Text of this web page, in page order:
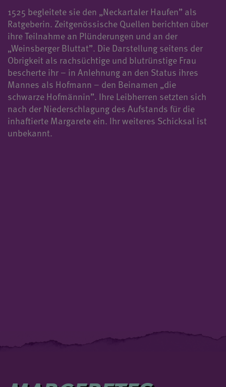
1525 begleitete sie den „Neckartaler Haufen” als
Ratgeberin. Zeitgenössische Quellen berichten über
ihre Teilnahme an Plünderungen und an der
„Weinsberger Bluttat”. Die Darstellung seitens der
Obrigkeit als rachsüchtige und blutrünstige Frau
bescherte ihr – in Anlehnung an den Status ihres
Mannes als Hofmann – den Beinamen „die
schwarze Hofmännin”. Ihre Leibherren setzten sich
nach der Niederschlagung des Aufstands für die
inhaftierte Margarete ein. Ihr weiteres Schicksal ist
unbekannt.